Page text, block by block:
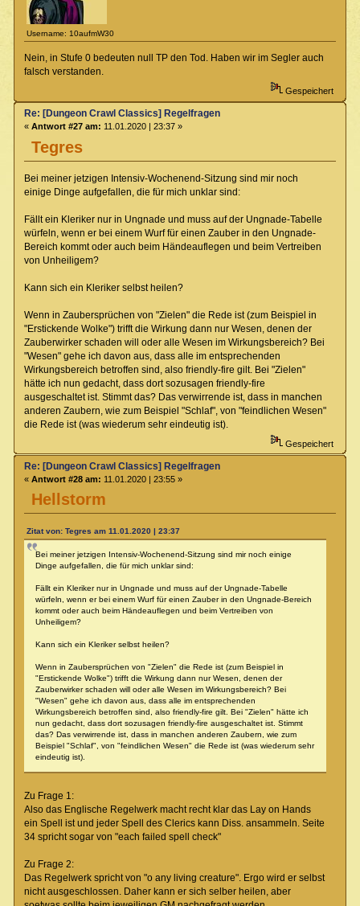
Username: 10aufmW30
Nein, in Stufe 0 bedeuten null TP den Tod. Haben wir im Segler auch
falsch verstanden.
Gespeichert
Tegres
Re: [Dungeon Crawl Classics] Regelfragen
« Antwort #27 am: 11.01.2020 | 23:37 »
Bei meiner jetzigen Intensiv-Wochenend-Sitzung sind mir noch
einige Dinge aufgefallen, die für mich unklar sind:
Fällt ein Kleriker nur in Ungnade und muss auf der Ungnade-Tabelle
würfeln, wenn er bei einem Wurf für einen Zauber in den Ungnade-
Bereich kommt oder auch beim Händeauflegen und beim Vertreiben
von Unheiligem?
Kann sich ein Kleriker selbst heilen?
Wenn in Zaubersprüchen von "Zielen" die Rede ist (zum Beispiel in
"Erstickende Wolke") trifft die Wirkung dann nur Wesen, denen der
Zauberwirker schaden will oder alle Wesen im Wirkungsbereich? Bei
"Wesen" gehe ich davon aus, dass alle im entsprechenden
Wirkungsbereich betroffen sind, also friendly-fire gilt. Bei "Zielen"
hätte ich nun gedacht, dass dort sozusagen friendly-fire
ausgeschaltet ist. Stimmt das? Das verwirrende ist, dass in manchen
anderen Zaubern, wie zum Beispiel "Schlaf", von "feindlichen Wesen"
die Rede ist (was wiederum sehr eindeutig ist).
Gespeichert
Hellstorm
Re: [Dungeon Crawl Classics] Regelfragen
« Antwort #28 am: 11.01.2020 | 23:55 »
Zitat von: Tegres am 11.01.2020 | 23:37
Bei meiner jetzigen Intensiv-Wochenend-Sitzung sind mir noch einige
Dinge aufgefallen, die für mich unklar sind:
Fällt ein Kleriker nur in Ungnade und muss auf der Ungnade-Tabelle
würfeln, wenn er bei einem Wurf für einen Zauber in den Ungnade-Bereich
kommt oder auch beim Händeauflegen und beim Vertreiben von
Unheiligem?
Kann sich ein Kleriker selbst heilen?
Wenn in Zaubersprüchen von "Zielen" die Rede ist (zum Beispiel in
"Erstickende Wolke") trifft die Wirkung dann nur Wesen, denen der
Zauberwirker schaden will oder alle Wesen im Wirkungsbereich? Bei
"Wesen" gehe ich davon aus, dass alle im entsprechenden
Wirkungsbereich betroffen sind, also friendly-fire gilt. Bei "Zielen" hätte ich
nun gedacht, dass dort sozusagen friendly-fire ausgeschaltet ist. Stimmt
das? Das verwirrende ist, dass in manchen anderen Zaubern, wie zum
Beispiel "Schlaf", von "feindlichen Wesen" die Rede ist (was wiederum sehr
eindeutig ist).
Zu Frage 1:
Also das Englische Regelwerk macht recht klar das Lay on Hands
ein Spell ist und jeder Spell des Clerics kann Diss. ansammeln. Seite
34 spricht sogar von "each failed spell check"
Zu Frage 2:
Das Regelwerk spricht von "o any living creature". Ergo wird er selbst
nicht ausgeschlossen. Daher kann er sich selber heilen, aber